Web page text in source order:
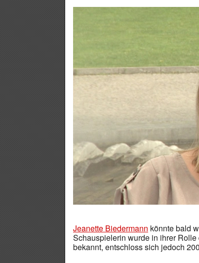
Jeanette Biedermann könnte bald
Schauspielerin wurde in ihrer
bekannt, entschloss sich jedoch